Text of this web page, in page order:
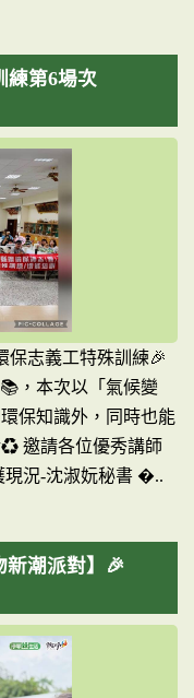
練第6場次
保志義工特殊訓練🎉
，本次以「氣候變
保知識外，同時也能
邀請各位優秀講師
現況-沈淑妧秘書 �..
潮派對】🎉